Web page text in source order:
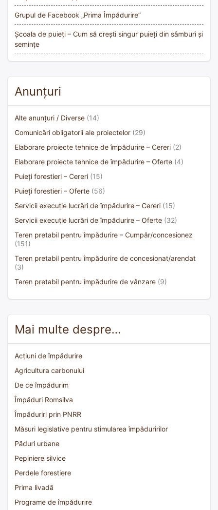
Grupul de Facebook „Prima Împădurire”
Școala de puieți – Cum să crești singur puieți din sâmburi și
semințe
Anunțuri
Alte anunțuri / Diverse (14)
Comunicări obligatorii ale proiectelor (29)
Elaborare proiecte tehnice de împădurire – Cereri (2)
Elaborare proiecte tehnice de împădurire – Oferte (4)
Puieți forestieri – Cereri (15)
Puieți forestieri – Oferte (56)
Servicii execuție lucrări de împădurire – Cereri (15)
Servicii execuție lucrări de împădurire – Oferte (32)
Teren pretabil pentru împădurire – Cumpăr/concesionez
(151)
Teren pretabil pentru împădurire de concesionat/arendat
(3)
Teren pretabil pentru împădurire de vânzare (9)
Mai multe despre…
Acțiuni de împădurire
Agricultura carbonului
De ce împădurim
Împăduri Romsilva
Împăduriri prin PNRR
Măsuri legislative pentru stimularea împăduririlor
Păduri urbane
Pepiniere silvice
Perdele forestiere
Prima livadă
Programe de împădurire